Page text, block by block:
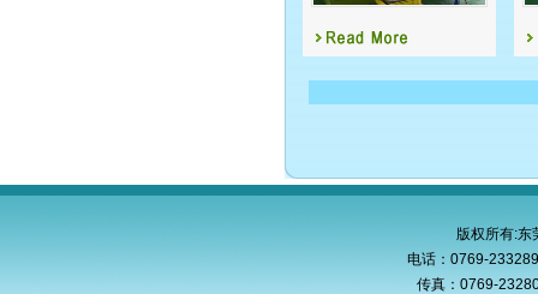
版权所有:东
电话：0769-
传真：0769-